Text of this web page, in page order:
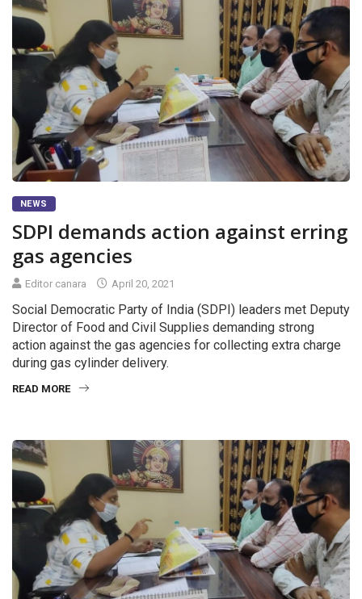
NEWS
SDPI demands action against erring
gas agencies
Editor canara April 20, 2021
Social Democratic Party of India (SDPI) leaders met Deputy
Director of Food and Civil Supplies demanding strong
action against the gas agencies for collecting extra charge
during gas cylinder delivery.
READ MORE